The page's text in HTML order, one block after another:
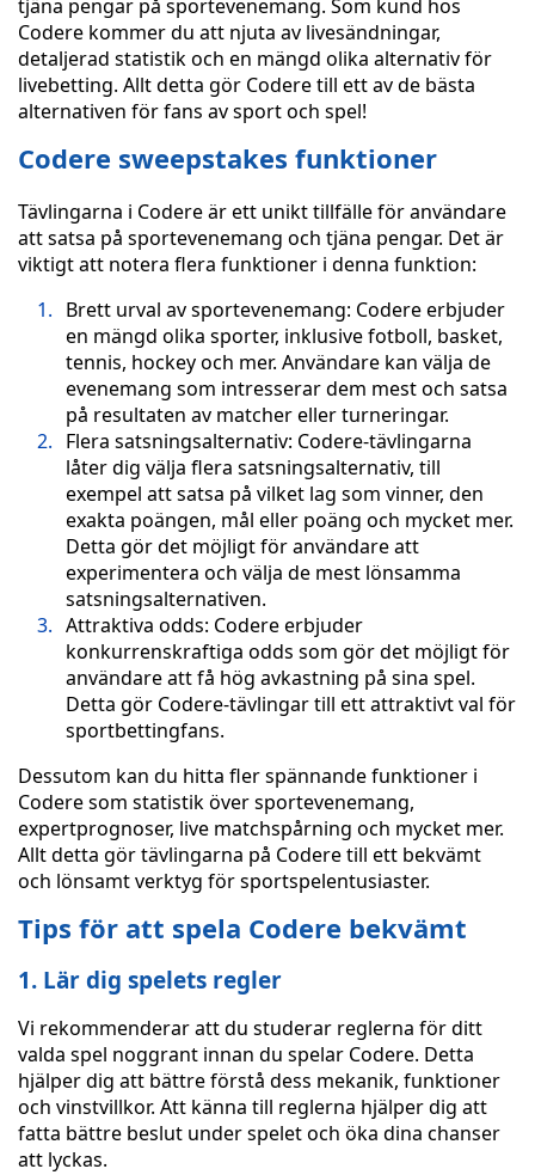
tjäna pengar på sportevenemang. Som kund hos
Codere kommer du att njuta av livesändningar,
detaljerad statistik och en mängd olika alternativ för
livebetting. Allt detta gör Codere till ett av de bästa
alternativen för fans av sport och spel!
Codere sweepstakes funktioner
Tävlingarna i Codere är ett unikt tillfälle för användare
att satsa på sportevenemang och tjäna pengar. Det är
viktigt att notera flera funktioner i denna funktion:
Brett urval av sportevenemang: Codere erbjuder
en mängd olika sporter, inklusive fotboll, basket,
tennis, hockey och mer. Användare kan välja de
evenemang som intresserar dem mest och satsa
på resultaten av matcher eller turneringar.
Flera satsningsalternativ: Codere-tävlingarna
låter dig välja flera satsningsalternativ, till
exempel att satsa på vilket lag som vinner, den
exakta poängen, mål eller poäng och mycket mer.
Detta gör det möjligt för användare att
experimentera och välja de mest lönsamma
satsningsalternativen.
Attraktiva odds: Codere erbjuder
konkurrenskraftiga odds som gör det möjligt för
användare att få hög avkastning på sina spel.
Detta gör Codere-tävlingar till ett attraktivt val för
sportbettingfans.
Dessutom kan du hitta fler spännande funktioner i
Codere som statistik över sportevenemang,
expertprognoser, live matchspårning och mycket mer.
Allt detta gör tävlingarna på Codere till ett bekvämt
och lönsamt verktyg för sportspelentusiaster.
Tips för att spela Codere bekvämt
1. Lär dig spelets regler
Vi rekommenderar att du studerar reglerna för ditt
valda spel noggrant innan du spelar Codere. Detta
hjälper dig att bättre förstå dess mekanik, funktioner
och vinstvillkor. Att känna till reglerna hjälper dig att
fatta bättre beslut under spelet och öka dina chanser
att lyckas.